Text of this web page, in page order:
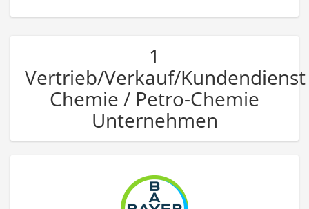
1
Vertrieb/Verkauf/Kundendienst
Chemie / Petro-Chemie
Unternehmen